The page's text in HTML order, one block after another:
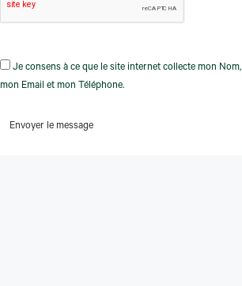
Je consens à ce que le site internet collecte mon Nom,
mon Email et mon Téléphone.
Envoyer le message